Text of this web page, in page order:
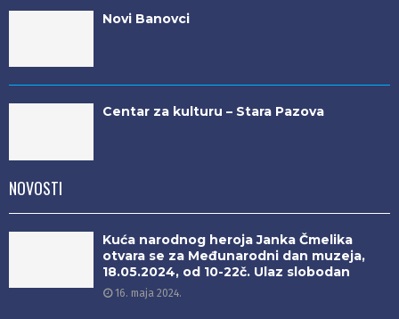
Novi Banovci
Centar za kulturu – Stara Pazova
NOVOSTI
Kuća narodnog heroja Janka Čmelika
otvara se za Međunarodni dan muzeja,
18.05.2024, od 10-22č. Ulaz slobodan
16. maja 2024.